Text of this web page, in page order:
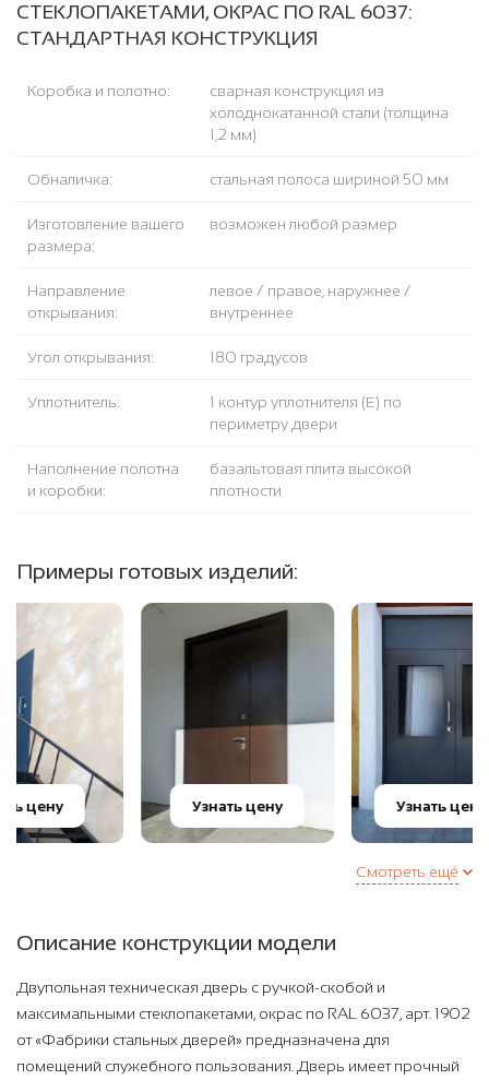
СТЕКЛОПАКЕТАМИ, ОКРАС ПО RAL 6037:
СТАНДАРТНАЯ КОНСТРУКЦИЯ
Коробка и полотно:
сварная конструкция из
холоднокатанной стали (толщина
1,2 мм)
Обналичка: стальная полоса шириной 50 мм
Изготовление вашего
размера:
возможен любой размер
Направление
открывания:
левое / правое, наружнее /
внутреннее
Угол открывания: 180 градусов
Уплотнитель:
1 контур уплотнителя (Е) по
периметру двери
Наполнение полотна
и коробки:
базальтовая плита высокой
плотности
Примеры готовых изделий:
Узнать цену Узнать цену
Смотреть ещё
Описание конструкции модели
Двупольная техническая дверь с ручкой-скобой и
максимальными стеклопакетами, окрас по RAL 6037, арт. 1902
от «Фабрики стальных дверей» предназначена для
помещений служебного пользования. Дверь имеет прочный